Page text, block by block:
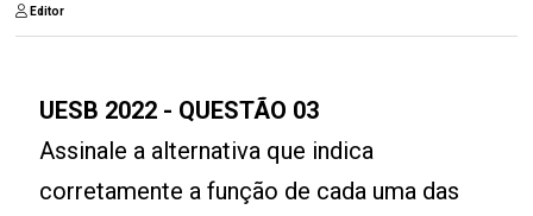
Editor
UESB 2022 - QUESTÃO 03
Assinale a alternativa que indica
corretamente a função de cada uma das